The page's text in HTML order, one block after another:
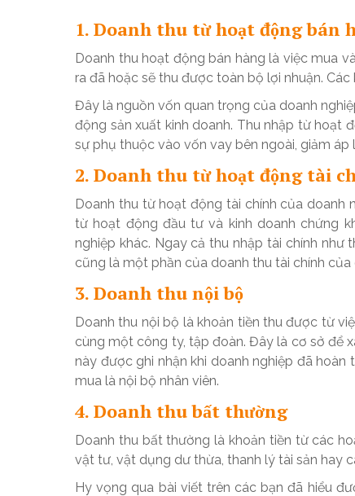
1. Doanh thu từ hoạt động bán
Doanh thu hoạt động bán hàng là việc mua
ra đã hoặc sẽ thu được toàn bộ lợi nhuận.
Đây là nguồn vốn quan trọng của doanh
động sản xuất kinh doanh. Thu nhập từ hoạt
sự phụ thuộc vào vốn vay bên ngoài, giảm
2. Doanh thu từ hoạt động tài
Doanh thu từ hoạt động tài chính của doanh
từ hoạt động đầu tư và kinh doanh chứng
nghiệp khác. Ngay cả thu nhập tài chính như
cũng là một phần của doanh thu tài chính của
3. Doanh thu nội bộ
Doanh thu nội bộ là khoản tiền thu được từ
cùng một công ty, tập đoàn. Đây là cơ sở để
này được ghi nhận khi doanh nghiệp đã
mua là nội bộ nhân viên.
4. Doanh thu bất thường
Doanh thu bất thường là khoản tiền từ các
vật tư, vật dụng dư thừa, thanh lý tài sản hay
Hy vọng qua bài viết trên các bạn đã hiểu